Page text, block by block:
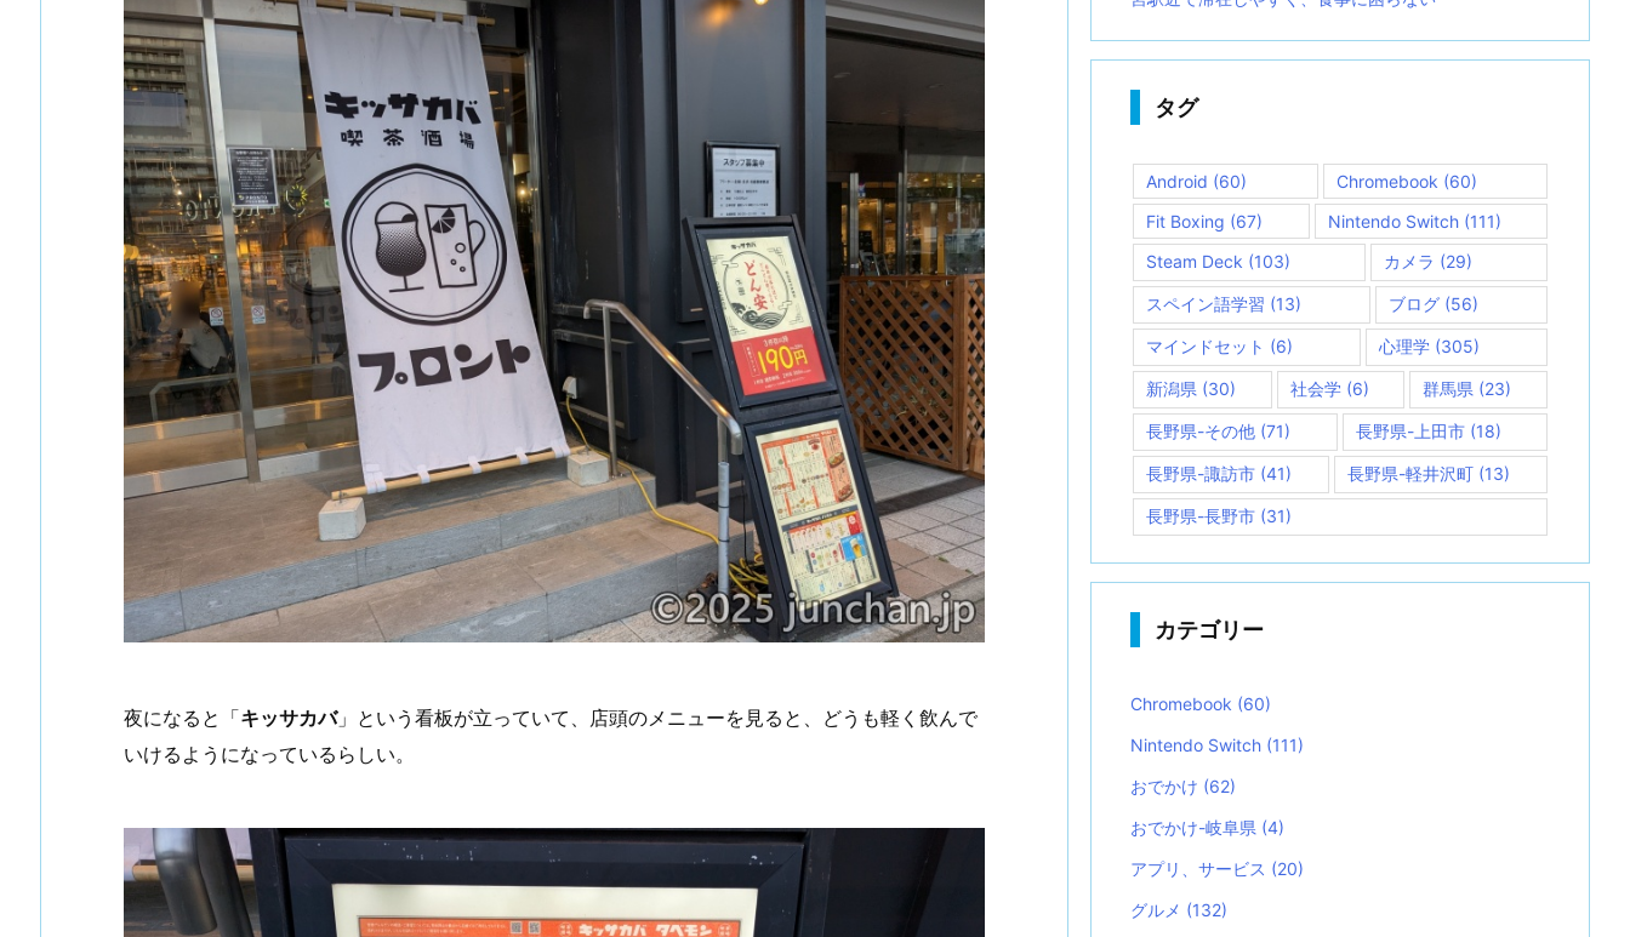
夜になると「キッサカバ」という看板が立っていて、店頭のメニューを見ると、どうも軽く飲んで
いけるようになっているらしい。
タグ
Android (60) Chromebook (60)
Fit Boxing (67) Nintendo Switch(111)
Steam Deck (103) カメラ (29)
スペイン語学習 (13) ブログ (56)
マインドセット (6) 心理学 (305)
新潟県 (30) 社会学(6) 群馬県 (23)
長野県-その他 (71) 長野県-上田市(18)
長野県-諏訪市 (41) 長野県-軽井沢町 (13)
長野県-長野市 (31)
カテゴリー
Chromebook (60)
Nintendo Switch (111)
おでかけ (62)
おでかけ-岐阜県 (4)
アプリ、サービス (20)
グルメ (132)